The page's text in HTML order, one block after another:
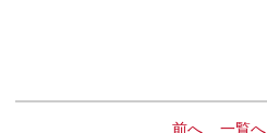
前へ 一覧へ